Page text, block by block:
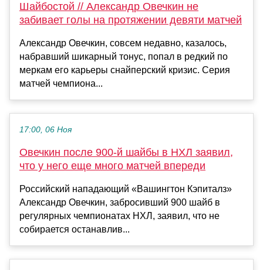
Шайбостой // Александр Овечкин не
забивает голы на протяжении девяти матчей
Александр Овечкин, совсем недавно, казалось,
набравший шикарный тонус, попал в редкий по
меркам его карьеры снайперский кризис. Серия
матчей чемпиона...
17:00, 06 Ноя
Овечкин после 900‑й шайбы в НХЛ заявил,
что у него еще много матчей впереди
Российский нападающий «Вашингтон Кэпиталз»
Александр Овечкин, забросивший 900 шайб в
регулярных чемпионатах НХЛ, заявил, что не
собирается останавлив...